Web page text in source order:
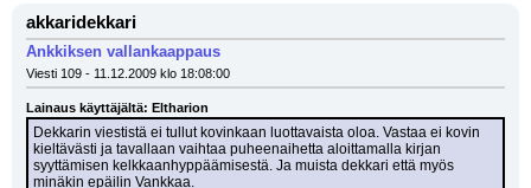
akkaridekkari
Ankkiksen vallankaappaus
Viesti 109 - 11.12.2009 klo 18:08:00
Lainaus käyttäjältä: Eltharion
Dekkarin viestistä ei tullut kovinkaan luottavaista oloa. Vastaa ei kovin
kieltävästi ja tavallaan vaihtaa puheenaihetta aloittamalla kirjan
syyttämisen kelkkaanhyppäämisestä. Ja muista dekkari että myös
minäkin epäilin Vankkaa.